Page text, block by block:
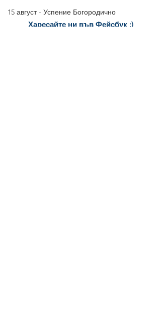
15 август - Успение Богородично
Коледа
Харесайте ни във Фейсбук :)